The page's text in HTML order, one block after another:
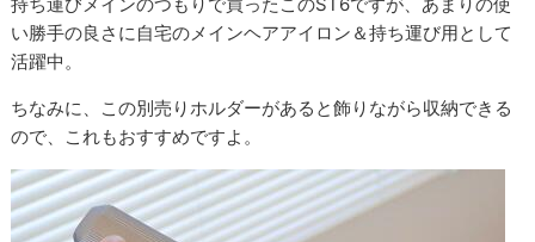
い勝手の良さに自宅のメインヘアアイロン＆持ち運び用として
活躍中。
ちなみに、この別売りホルダーがあると飾りながら収納できる
ので、これもおすすめですよ。